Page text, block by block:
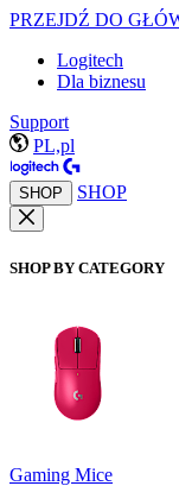
PRZEJDŹ DO
Logitech
Dla biznesu
Support
PL,pl
SHOP SHOP
SHOP BY CATEGORY
Gaming Mice